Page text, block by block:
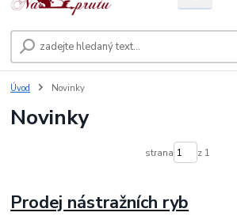
Úvod Novinky
Novinky
strana z 1
Prodej nástražních ryb